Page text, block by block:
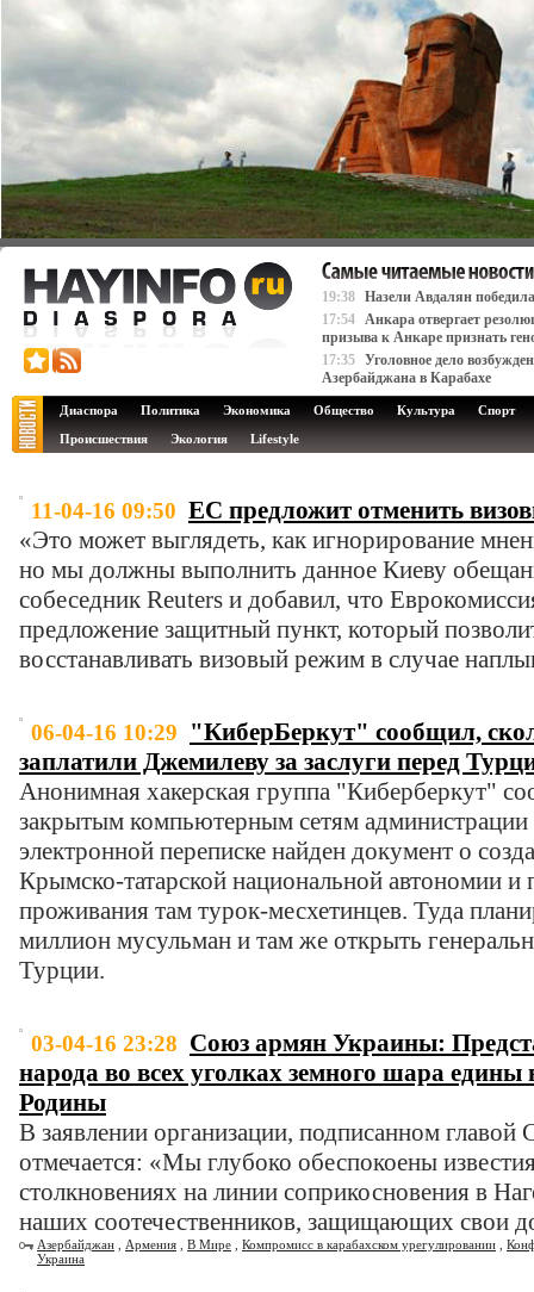
19:38 Назели Авдалян
17:54
Анкара отвергает
призыва к Анкаре признать
17:35 Уголовное дело
Азербайджана в Карабахе
Диаспора Политика Экономика Общество Культура
Спорт
Происшествия
Экология Lifestyle
11-04-16 09:50 ЕС предложит отменить
«Это может выглядеть, как игнорирование
но мы должны выполнить данное Киеву
собеседник Reuters и добавил, что
предложение защитный пункт, который
восстанавливать визовый режим в случае
06-04-16 10:29
"КиберБеркут" сообщил,
заплатили Джемилеву за заслуги перед
Анонимная хакерская группа "Киберберкут"
закрытым компьютерным сетям
электронной переписке найден документ о
Крымско-татарской национальной автономии и
проживания там турок-месхетинцев. Туда
миллион мусульман и там же открыть
Турции.
03-04-16 23:28 Союз армян Украины:
народа во всех уголках земного шара едины
Родины
В заявлении организации, подписанном
отмечается: «Мы глубоко обеспокоены
столкновениях на линии соприкосновения в
наших соотечественников, защищающих свои
Азербайджан Армения В Мире Компромисс в карабахском урегулировании
Украина